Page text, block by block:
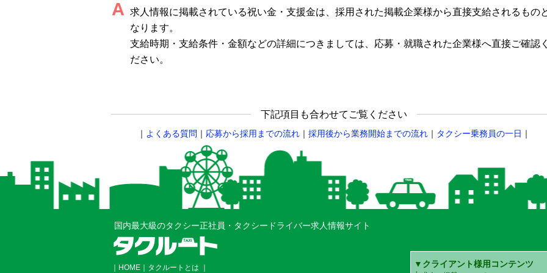
A 求人情報に掲載されている祝い金・支援金は、採用された掲載企業様から直接支給されるもの
なります。
支給時期・支給条件・金額などの詳細につきましては、応募・就職された企業様へ直接ご確認
ださい。
下記項目も合わせてご覧ください
｜ よくある質問 ｜ 応募から採用までの流れ ｜ 採用後から業務開始までの流れ ｜ タクシー乗務員の一日 ｜
国内最大級のタクシー正社員・タクシードライバー求人情報サイト
HOME タクルートとは ▼クライアント様用コンテンツ